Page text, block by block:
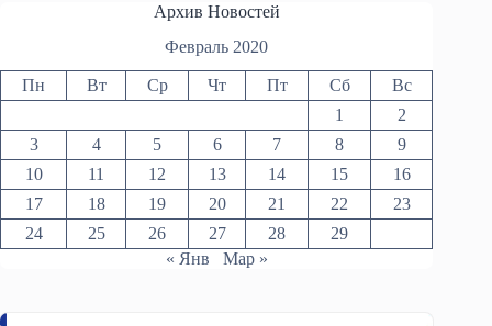
Архив Новостей
Февраль 2020
Пн Вт Ср Чт Пт Сб
Вс
1
2
3
4 5 6 7 8
9
10
11 12 13 14 15
16
17
18 19 20 21 22
23
24
25 26 27 28
29
« Янв
Мар »